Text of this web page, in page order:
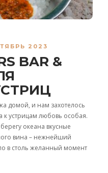
2023
BAR &
домой, и нам захотелось
устрицам любовь особая.
океана вкусные
вина – нежнейший
в столь желанный момент